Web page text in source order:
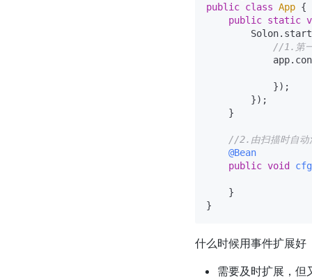
public class App {
public static
//1.第一
            });
        });
    }
//2.由扫描时自动
@Bean
public void cfg
    }
什么时候用事件扩展好
需要及时扩展，但